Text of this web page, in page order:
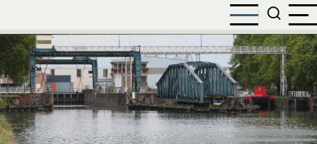
naar
de
inhoud
gaan